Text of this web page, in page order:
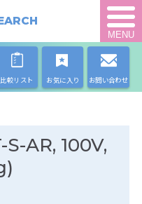
MENU
比較リスト お気に入り お問い合わせ
AR, 100V,